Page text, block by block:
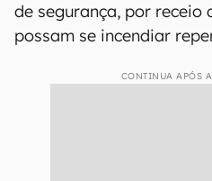
de segurança, por receio
possam se incendiar
CONTINUA APÓS